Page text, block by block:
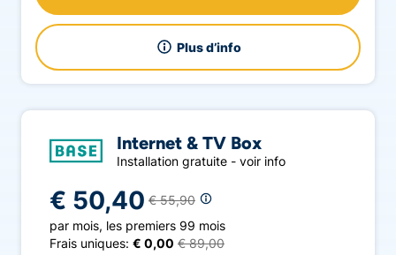
Plus d’info
Internet & TV Box
Installation gratuite - voir info
€ 50,40 € 55,90
par mois, les premiers 99 mois
Frais uniques: € 0,00 € 89,00